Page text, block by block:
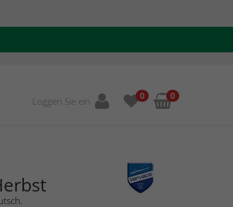
Loggen Sie ein 0 0